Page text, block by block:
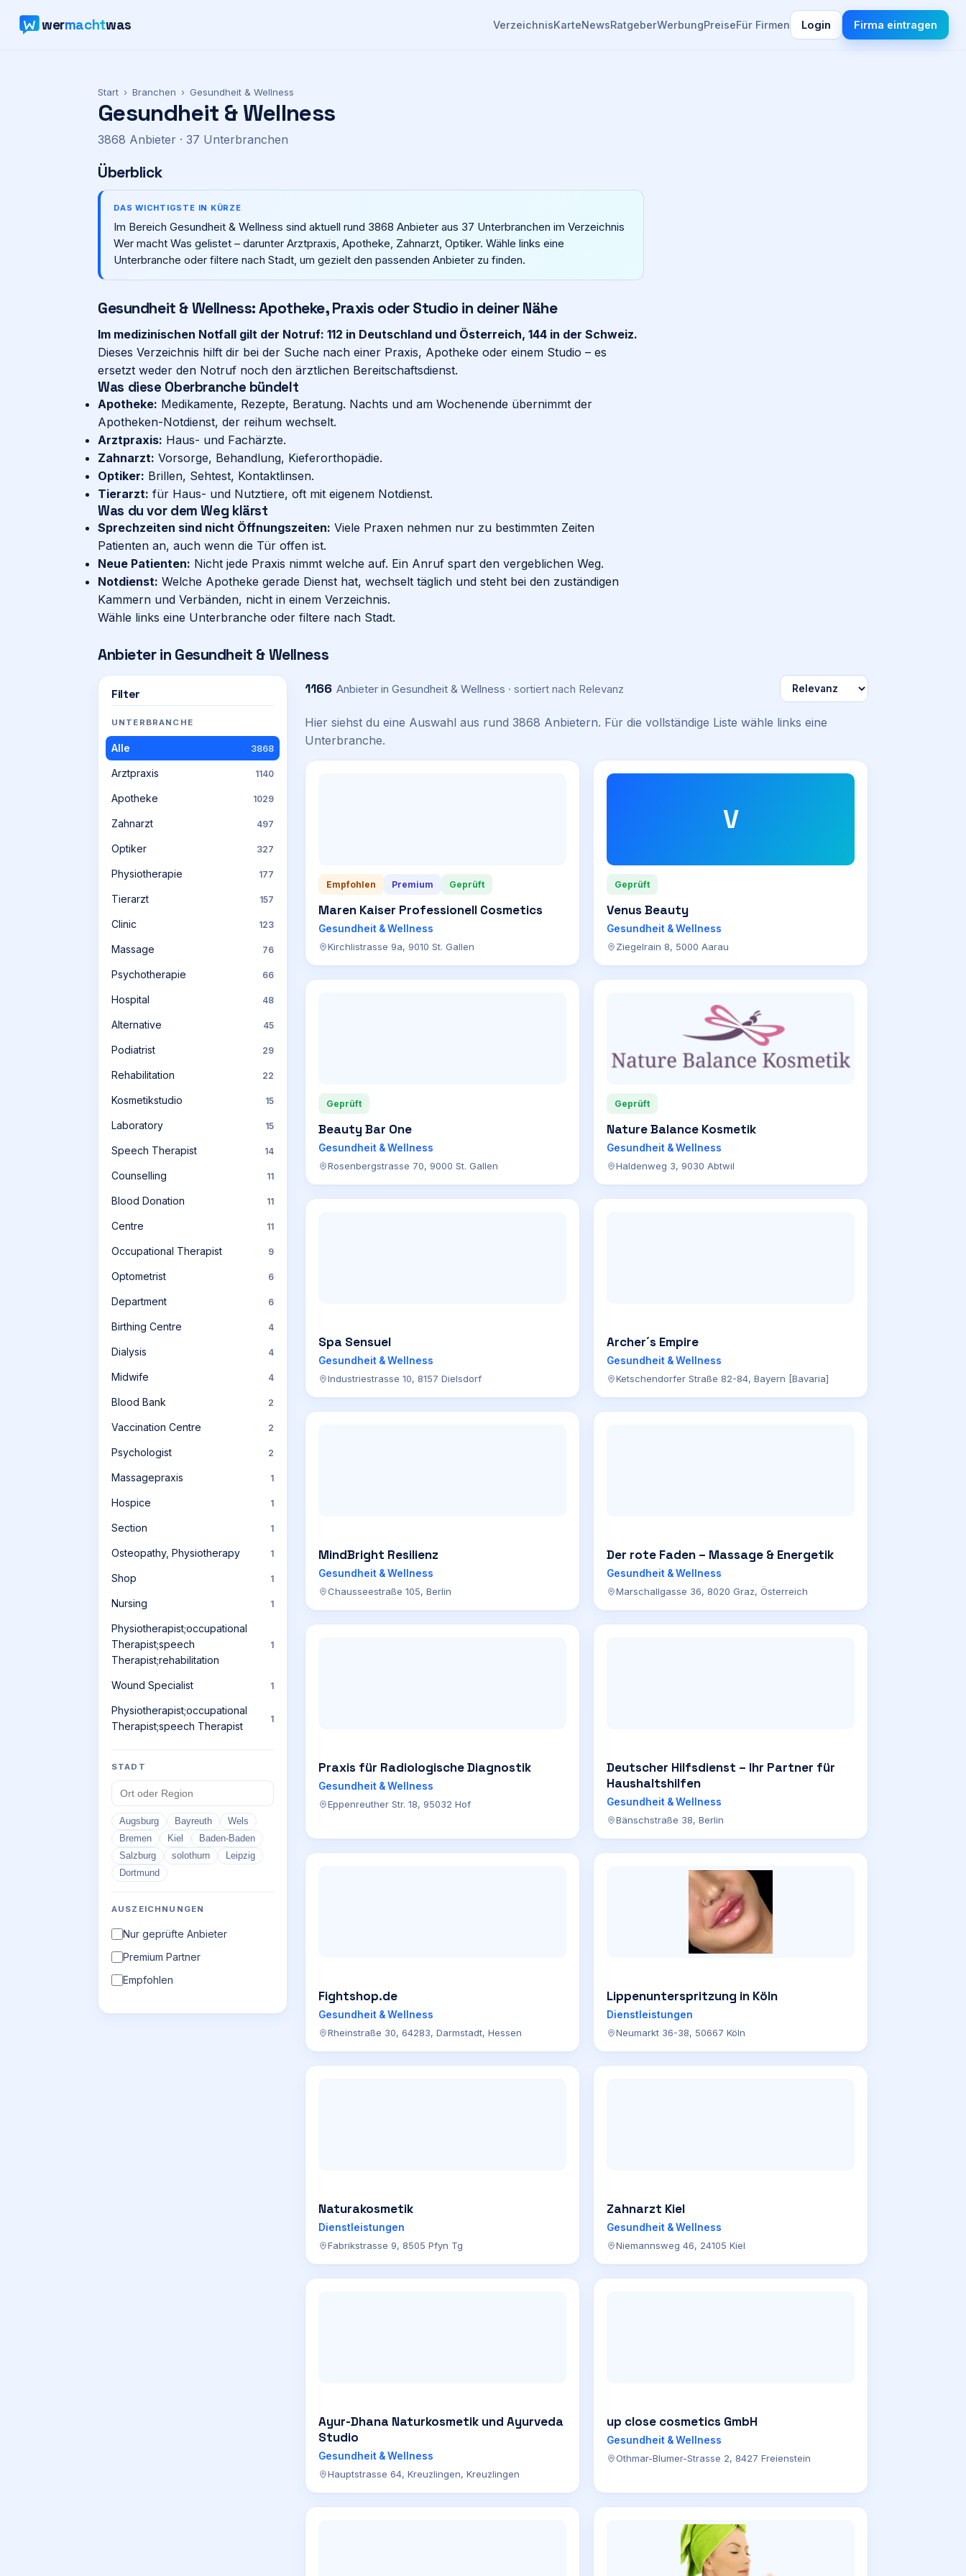
wermachtwas VerzeichnisKarteNewsRatgeberWerbungPreiseFür Firmen Login Firma eintragen
Start › Branchen › Gesundheit & Wellness
Gesundheit & Wellness
3868 Anbieter · 37 Unterbranchen
Überblick
DAS WICHTIGSTE IN KÜRZE
Im Bereich Gesundheit & Wellness sind aktuell rund 3868 Anbieter aus 37 Unterbranchen im Verzeichnis
Wer macht Was gelistet – darunter Arztpraxis, Apotheke, Zahnarzt, Optiker. Wähle links eine
Unterbranche oder filtere nach Stadt, um gezielt den passenden Anbieter zu finden.
Gesundheit & Wellness: Apotheke, Praxis oder Studio in deiner Nähe
Im medizinischen Notfall gilt der Notruf: 112 in Deutschland und Österreich, 144 in der Schweiz.
Dieses Verzeichnis hilft dir bei der Suche nach einer Praxis, Apotheke oder einem Studio – es
ersetzt weder den Notruf noch den ärztlichen Bereitschaftsdienst.
Was diese Oberbranche bündelt
Apotheke: Medikamente, Rezepte, Beratung. Nachts und am Wochenende übernimmt der
Apotheken-Notdienst, der reihum wechselt.
Arztpraxis: Haus- und Fachärzte.
Zahnarzt: Vorsorge, Behandlung, Kieferorthopädie.
Optiker: Brillen, Sehtest, Kontaktlinsen.
Tierarzt: für Haus- und Nutztiere, oft mit eigenem Notdienst.
Was du vor dem Weg klärst
Sprechzeiten sind nicht Öffnungszeiten: Viele Praxen nehmen nur zu bestimmten Zeiten
Patienten an, auch wenn die Tür offen ist.
Neue Patienten: Nicht jede Praxis nimmt welche auf. Ein Anruf spart den vergeblichen Weg.
Notdienst: Welche Apotheke gerade Dienst hat, wechselt täglich und steht bei den zuständigen
Kammern und Verbänden, nicht in einem Verzeichnis.
Wähle links eine Unterbranche oder filtere nach Stadt.
Anbieter in Gesundheit & Wellness
Filter
UNTERBRANCHE
Alle 3868
Arztpraxis 1140
Apotheke 1029
Zahnarzt 497
Optiker 327
Physiotherapie 177
Tierarzt 157
Clinic 123
Massage 76
Psychotherapie 66
Hospital 48
Alternative 45
Podiatrist 29
Rehabilitation 22
Kosmetikstudio 15
Laboratory 15
Speech Therapist 14
Counselling 11
Blood Donation 11
Centre 11
Occupational Therapist 9
Optometrist 6
Department 6
Birthing Centre 4
Dialysis 4
Midwife 4
Blood Bank 2
Vaccination Centre 2
Psychologist 2
Massagepraxis 1
Hospice 1
Section 1
Osteopathy, Physiotherapy 1
Shop 1
Nursing 1
Physiotherapist;occupational
Therapist;speech
Therapist;rehabilitation
1
Wound Specialist 1
Physiotherapist;occupational
Therapist;speech Therapist
1
STADT
Augsburg Bayreuth
Wels
Bremen
Kiel
Baden-Baden
Salzburg
solothurn
Leipzig
Dortmund
AUSZEICHNUNGEN
Nur geprüfte Anbieter
Premium Partner
Empfohlen
1166 Anbieter in Gesundheit & Wellness · sortiert nach Relevanz
Hier siehst du eine Auswahl aus rund 3868 Anbietern. Für die vollständige Liste wähle links eine
Unterbranche.
Empfohlen Premium Geprüft
Maren Kaiser Professionell Cosmetics
Gesundheit & Wellness
Kirchlistrasse 9a, 9010 St. Gallen
V
Geprüft
Venus Beauty
Gesundheit & Wellness
Ziegelrain 8, 5000 Aarau
Geprüft
Beauty Bar One
Gesundheit & Wellness
Rosenbergstrasse 70, 9000 St. Gallen
Geprüft
Nature Balance Kosmetik
Gesundheit & Wellness
Haldenweg 3, 9030 Abtwil
Spa Sensuel
Gesundheit & Wellness
Industriestrasse 10, 8157 Dielsdorf
Archer´s Empire
Gesundheit & Wellness
Ketschendorfer Straße 82-84, Bayern [Bavaria]
MindBright Resilienz
Gesundheit & Wellness
Chausseestraße 105, Berlin
Der rote Faden – Massage & Energetik
Gesundheit & Wellness
Marschallgasse 36, 8020 Graz, Österreich
Praxis für Radiologische Diagnostik
Gesundheit & Wellness
Eppenreuther Str. 18, 95032 Hof
Deutscher Hilfsdienst – Ihr Partner für
Haushaltshilfen
Gesundheit & Wellness
Bänschstraße 38, Berlin
Fightshop.de
Gesundheit & Wellness
Rheinstraße 30, 64283, Darmstadt, Hessen
Lippenunterspritzung in Köln
Dienstleistungen
Neumarkt 36-38, 50667 Köln
Naturakosmetik
Dienstleistungen
Fabrikstrasse 9, 8505 Pfyn Tg
Zahnarzt Kiel
Gesundheit & Wellness
Niemannsweg 46, 24105 Kiel
Ayur-Dhana Naturkosmetik und Ayurveda
Studio
Gesundheit & Wellness
Hauptstrasse 64, Kreuzlingen, Kreuzlingen
up close cosmetics GmbH
Gesundheit & Wellness
Othmar-Blumer-Strasse 2, 8427 Freienstein